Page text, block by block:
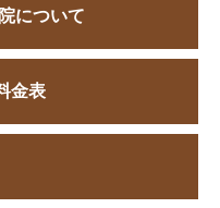
について
金表